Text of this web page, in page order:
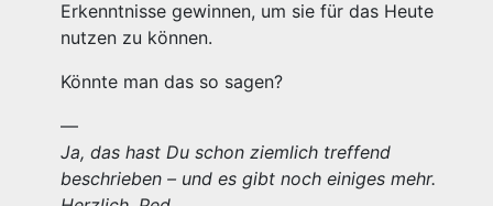
Erkenntnisse gewinnen, um sie für das Heute
nutzen zu können.
Könnte man das so sagen?
—
Ja, das hast Du schon ziemlich treffend
beschrieben – und es gibt noch einiges mehr.